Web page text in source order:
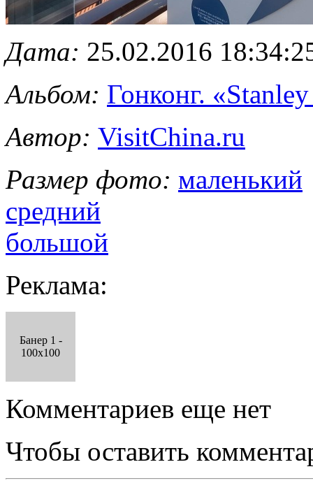
Дата: 25.02.2016
Альбом: Гонконг.
Автор: VisitChina.ru
Размер фото: маленький
средний
большой
Реклама:
Банер 1 -
100x100
Комментариев еще нет
Чтобы оставить